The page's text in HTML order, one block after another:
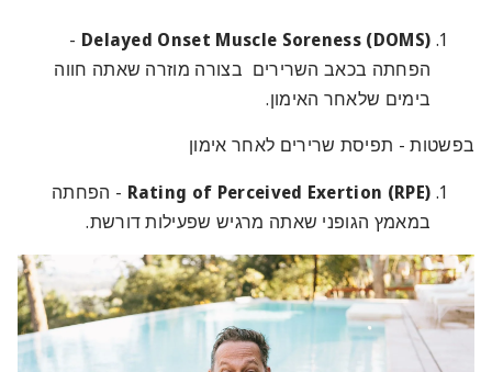
Delayed Onset Muscle Soreness (DOMS)
-
הפחתה בכאב השרירים בצורה מוזרה שאתה חווה
בימים שלאחר האימון.
בפשטות - תפיסת שרירים לאחר אימון
Rating of Perceived Exertion (RPE) - הפחתה
במאמץ הגופני שאתה מרגיש שפעילות דורשת.